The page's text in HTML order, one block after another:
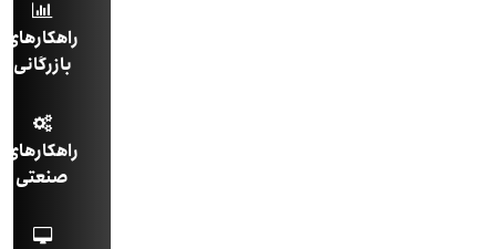
راهکارهای
بازرگانی
راهکارهای
صنعتی